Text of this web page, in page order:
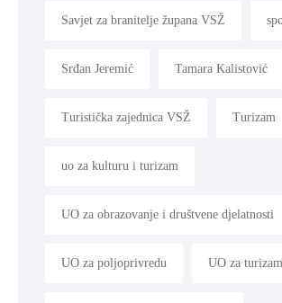
Savjet za branitelje župana VSŽ
Srđan Jeremić Tamara Kalistović
Turistička zajednica VSŽ Turizam
uo za kulturu i turizam
UO za obrazovanje i društvene djelatnosti
UO za poljoprivredu UO za